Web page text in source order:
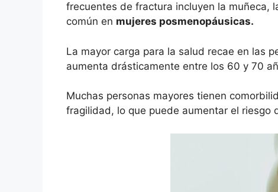
frecuentes de fractura incluyen la muñeca,
común en mujeres posmenopáusicas.
La mayor carga para la salud recae en las
aumenta drásticamente entre los 60 y 70
Muchas personas mayores tienen
fragilidad, lo que puede aumentar el riesgo